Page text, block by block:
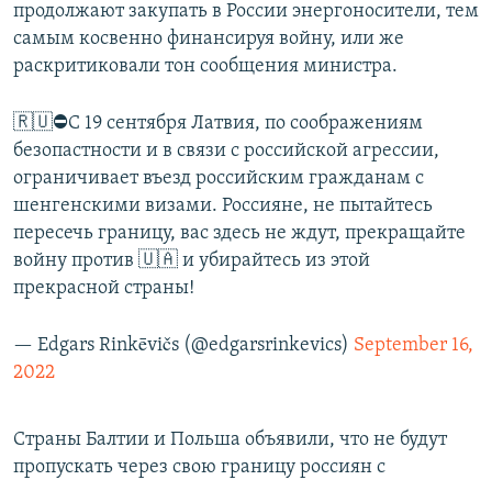
продолжают закупать в России энергоносители, тем
самым косвенно финансируя войну, или же
раскритиковали тон сообщения министра.
🇷🇺⛔️С 19 сентября Латвия, по соображениям
безопастности и в связи с российской агрессии,
ограничивает въезд российским гражданам с
шенгенскими визами. Россияне, не пытайтесь
пересечь границу, вас здесь не ждут, прекращайте
войну против 🇺🇦 и убирайтесь из этой
прекрасной страны!
— Edgars Rinkēvičs (@edgarsrinkevics) September 16,
2022
Страны Балтии и Польша объявили, что не будут
пропускать через свою границу россиян с